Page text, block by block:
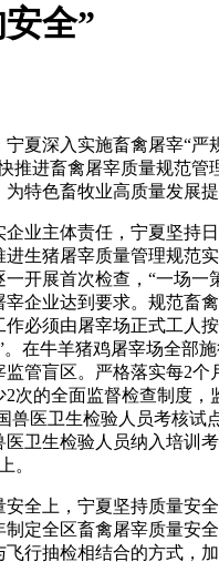
全”
夏深入实施畜禽屠宰“严
推进畜禽屠宰质量规范管
特色畜牧业高质量发展提
业主体责任，宁夏坚持日
生猪屠宰质量管理规范
开展首次检查，“一场一
宰企业达到要求。规范畜
作必须由屠宰场正式工人
在牛羊猪鸡屠宰场全部
管盲区。严格落实每2个
2次的全面监督检查制度，
兽医卫生检验人员考核试
卫生检验人员纳入培训
。
全上，宁夏坚持质量安全
制定全区畜禽屠宰质量安
行抽检相结合的方式，